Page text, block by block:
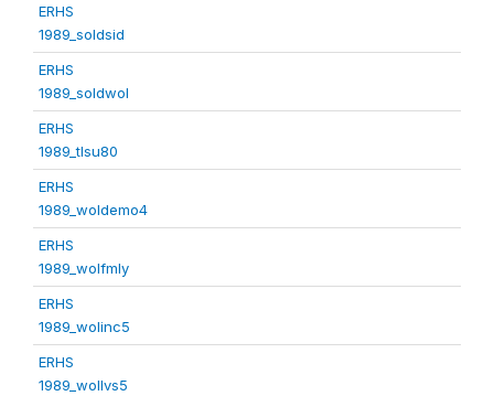
ERHS
1989_soldsid
ERHS
1989_soldwol
ERHS
1989_tlsu80
ERHS
1989_woldemo4
ERHS
1989_wolfmly
ERHS
1989_wolinc5
ERHS
1989_wollvs5